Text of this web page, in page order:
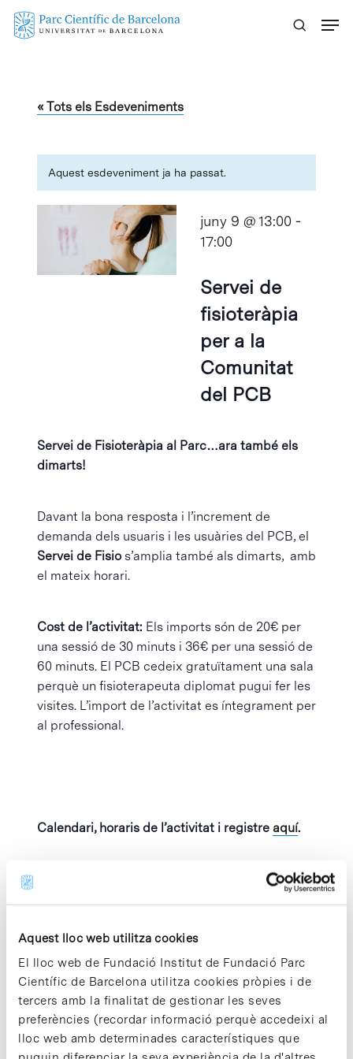
Aquest lloc web utilitza cookies
El lloc web de Fundació Institut de Fundació Parc
Científic de Barcelona utilitza cookies pròpies i de
tercers amb la finalitat de gestionar les seves
preferències (recordar informació perquè accedeixi al
lloc web amb determinades característiques que
Skip
« Tots els Esdeveniments
Aquest esdeveniment ja ha passat.
juny 9 @ 13:00-
17:00
Servei de
fisioteràpia
per a la
Comunitat
del PCB
Servei de Fisioteràpia al Parc…ara també els
dimarts!
Davant la bona resposta i l’increment de
demanda dels usuaris i les usuàries del PCB, el
Servei de Fisios’amplia també als dimarts, amb
el mateix horari.
Cost de l’activitat: Els imports són de 20€ per
una sessió de 30 minuts i 36€ per una sessió de
60 minuts. El PCB cedeix gratuïtament una sala
perquè un fisioterapeuta diplomat pugui fer les
visites. L’import de l’activitat es íntegrament per
al professional.
Calendari, horaris de l’activitat i registre aquí.
MOSTRA ELS
DETALLS
Data:
juny 9
ORGANITZADOR
Parc Científic de
Barcelona
Visualitza el lloc web
de Organitzador